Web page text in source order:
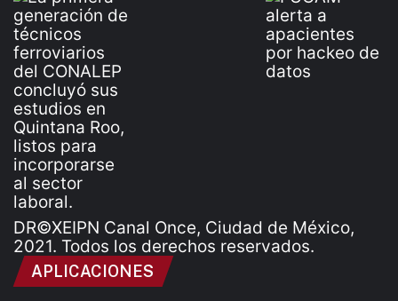
DR©XEIPN Canal Once, Ciudad de México,
2021. Todos los derechos reservados.
APLICACIONES